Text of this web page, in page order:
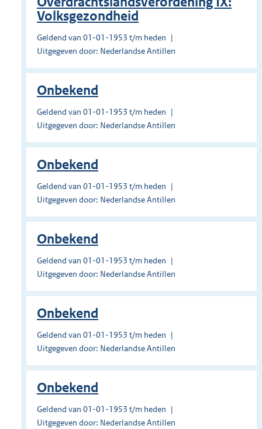
Volksgezondheid
Geldend van 01-01-1953 t/m heden
Uitgegeven door: Nederlandse Antillen
Onbekend
Geldend van 01-01-1953 t/m heden
Uitgegeven door: Nederlandse Antillen
Onbekend
Geldend van 01-01-1953 t/m heden
Uitgegeven door: Nederlandse Antillen
Onbekend
Geldend van 01-01-1953 t/m heden
Uitgegeven door: Nederlandse Antillen
Onbekend
Geldend van 01-01-1953 t/m heden
Uitgegeven door: Nederlandse Antillen
Onbekend
Geldend van 01-01-1953 t/m heden
Uitgegeven door: Nederlandse Antillen